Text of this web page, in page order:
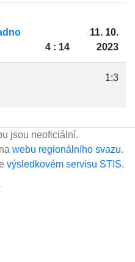
4 : 14
11. 10.
2023
1:3
jsou neoficiální.
webu regionálního svazu.
výsledkovém servisu STIS.